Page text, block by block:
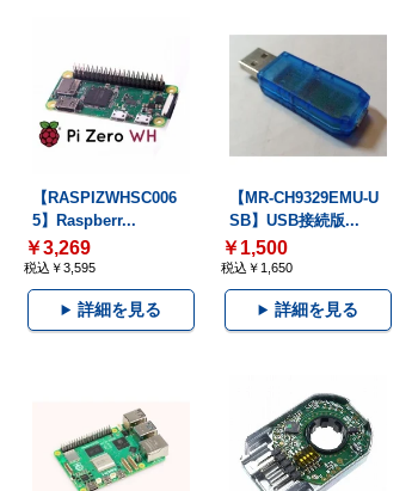
【RASPIZWHSC006
5】Raspberr...
￥3,269
税込￥3,595
詳細を見る
【MR-CH9329EMU-U
SB】USB接続版...
￥1,500
税込￥1,650
詳細を見る